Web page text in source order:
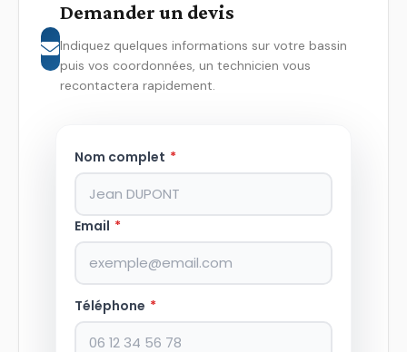
Demander un devis
Indiquez quelques informations sur votre bassin
puis vos coordonnées, un technicien vous
recontactera rapidement.
Nom complet *
Email *
Téléphone *